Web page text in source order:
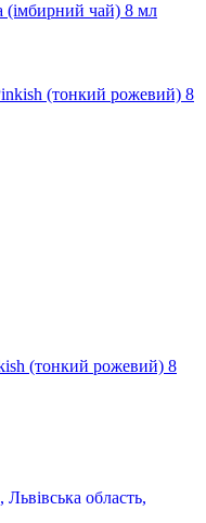
(імбирний чай) 8 мл
(тонкий рожевий) 8
область,